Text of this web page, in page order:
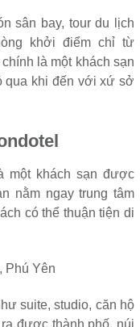
sân bay, tour du lịch
khởi điểm chỉ từ
là một khách sạn
qua khi đến với xứ sở
một khách sạn được
nằm ngay trung tâm
có thể thuận tiện di
Phú Yên
suite, studio, căn hộ
được thành phố, núi